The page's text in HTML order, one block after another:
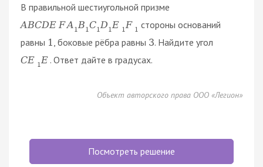
В правильной шестиугольной призме
ABCDE FA 1B1C1D1E 1 F 1 стороны оснований
равны 1 , боковые рёбра равны 3. Найдите угол
CE 1 E . Ответ дайте в градусах.
Объект авторского права ООО «Легион»
Посмотреть решение